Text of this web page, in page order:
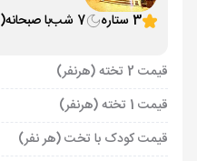
3 ستاره
7 شب با صبحانه(BB)
قیمت 2 تخته (هرنفر)
قیمت 1 تخته (هرنفر)
قیمت کودک با تخت (هر نفر)